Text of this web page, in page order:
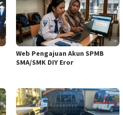
Web Pengajuan Akun SPMB
SMA/SMK DIY Eror